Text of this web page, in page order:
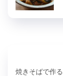
焼きそばで作